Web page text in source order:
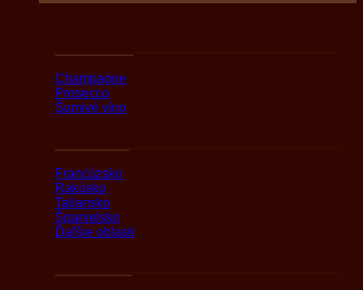
Champagne
Prosecco
Šumivé víno
Francúzsko
Rakúsko
Taliansko
Španielsko
Ďaľšie oblasti